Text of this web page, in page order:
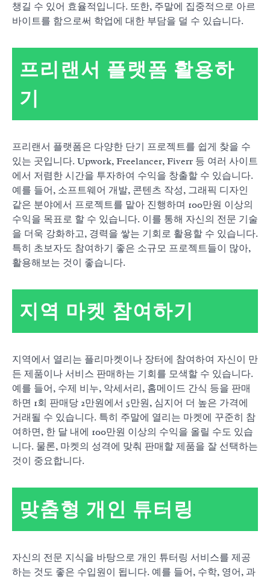
챙길 수 있어 효율적입니다. 또한, 주말에 집중적으로 아르
바이트를 함으로써 학업에 대한 부담을 덜 수 있습니다.
프리랜서 플랫폼 활용하
기
프리랜서 플랫폼은 다양한 단기 프로젝트를 쉽게 찾을 수
있는 곳입니다. Upwork, Freelancer, Fiverr 등 여러 사이트
에서 저렴한 시간을 투자하여 수익을 창출할 수 있습니다.
예를 들어, 소프트웨어 개발, 콘텐츠 작성, 그래픽 디자인
같은 분야에서 프로젝트를 맡아 진행하며 100만원 이상의
수익을 목표로 할 수 있습니다. 이를 통해 자신의 전문 기술
을 더욱 강화하고, 경력을 쌓는 기회로 활용할 수 있습니다.
특히 초보자도 참여하기 좋은 소규모 프로젝트들이 많아,
활용해보는 것이 좋습니다.
지역 마켓 참여하기
지역에서 열리는 플리마켓이나 장터에 참여하여 자신이 만
든 제품이나 서비스 판매하는 기회를 모색할 수 있습니다.
예를 들어, 수제 비누, 악세서리, 홈메이드 간식 등을 판매
하면 1회 판매당 2만원에서 5만원, 심지어 더 높은 가격에
거래될 수 있습니다. 특히 주말에 열리는 마켓에 꾸준히 참
여하면, 한 달 내에 100만원 이상의 수익을 올릴 수도 있습
니다. 물론, 마켓의 성격에 맞춰 판매할 제품을 잘 선택하는
것이 중요합니다.
맞춤형 개인 튜터링
자신의 전문 지식을 바탕으로 개인 튜터링 서비스를 제공
하는 것도 좋은 수입원이 됩니다. 예를 들어, 수학, 영어, 과